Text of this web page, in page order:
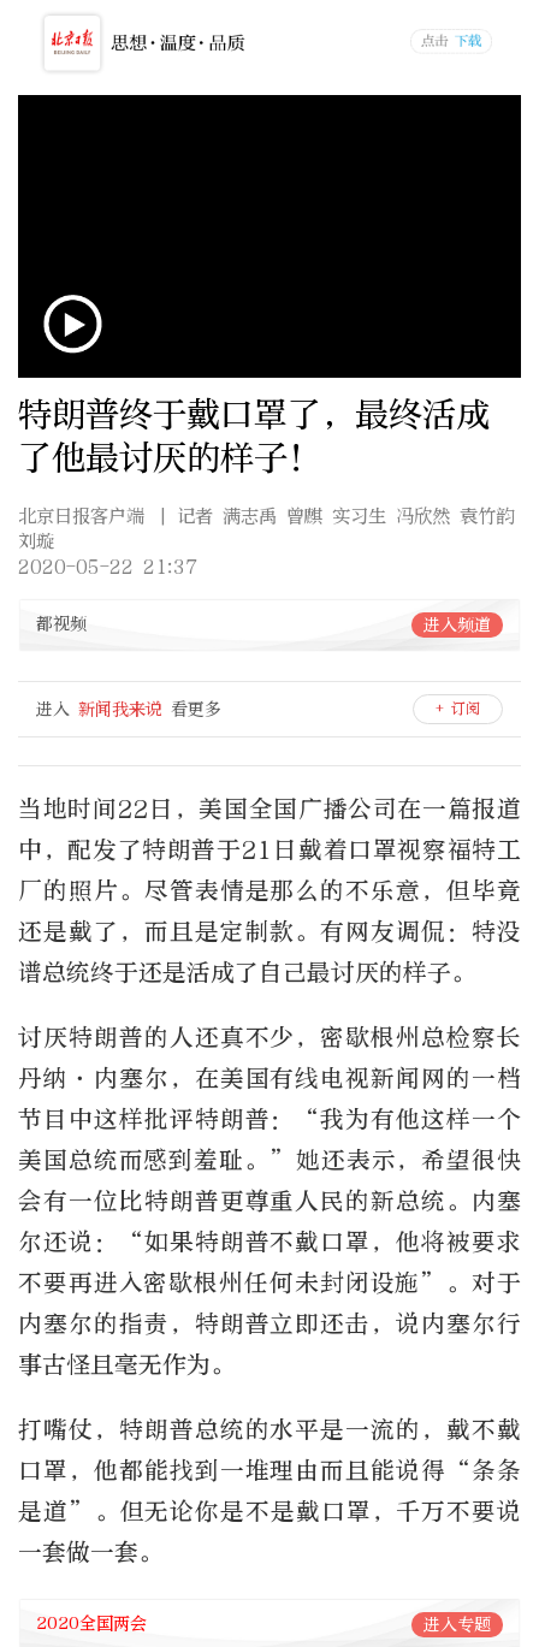
特朗普终于戴口罩了，最终活成
了他最讨厌的样子！
北京日报客户端
| 记者 满志禹 曾麒 实习生 冯欣然 袁竹韵
刘璇
2020-05-22 21:37
都视频 进入频道
进入 新闻我来说 看更多 + 订阅
当地时间22日，美国全国广播公司在一篇报道
中，配发了特朗普于21日戴着口罩视察福特工
厂的照片。尽管表情是那么的不乐意，但毕竟
还是戴了，而且是定制款。有网友调侃：特没
谱总统终于还是活成了自己最讨厌的样子。
讨厌特朗普的人还真不少，密歇根州总检察长
丹纳·内塞尔，在美国有线电视新闻网的一档
节目中这样批评特朗普：“我为有他这样一个
美国总统而感到羞耻。”她还表示，希望很快
会有一位比特朗普更尊重人民的新总统。内塞
尔还说：“如果特朗普不戴口罩，他将被要求
不要再进入密歇根州任何未封闭设施”。对于
内塞尔的指责，特朗普立即还击，说内塞尔行
事古怪且毫无作为。
打嘴仗，特朗普总统的水平是一流的，戴不戴
口罩，他都能找到一堆理由而且能说得“条条
是道”。但无论你是不是戴口罩，千万不要说
一套做一套。
2020全国两会 进入专题